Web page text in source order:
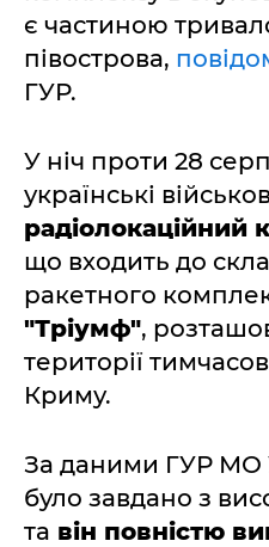
є частиною
півострова,
ГУР.
У ніч проти 28
українські
радіолокаційний
що входить до
ракетного
"Тріумф",
території
Криму.
За даними ГУР МО
було завдано з
та він повністю